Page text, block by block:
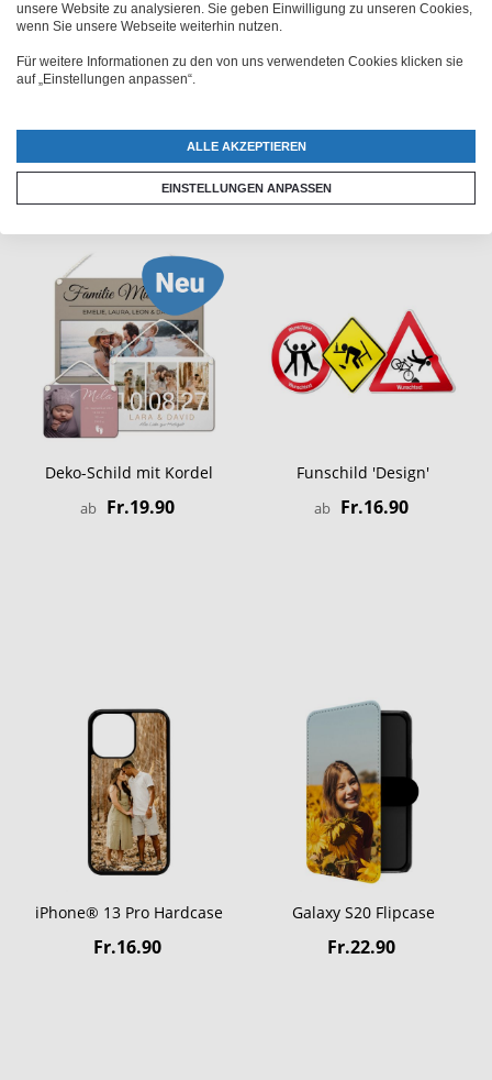
Holzkiste
Fr.34.90
Tischtennisplatte
Deko-Schild mit Kordel
ab Fr.19.90
Funschild 'Design'
ab Fr.16.90
iPhone® 13 Pro Hardcase
Fr.16.90
Galaxy S20 Flipcase
Fr.22.90
unsere Website zu analysieren. Sie geben Einwilligung zu unseren Cookies,
wenn Sie unsere Webseite weiterhin nutzen.
Für weitere Informationen zu den von uns verwendeten Cookies klicken sie
auf „Einstellungen anpassen“.
ALLE AKZEPTIEREN
EINSTELLUNGEN ANPASSEN